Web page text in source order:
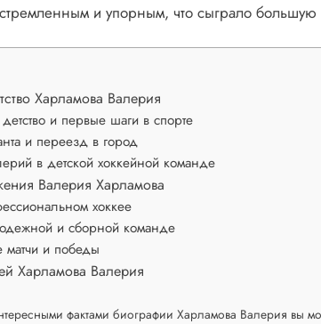
и упорным, что сыграло большую
Харламова Валерия
и первые шаги в спорте
и переезд в город
в детской хоккейной команде
Валерия Харламова
хоккее
и сборной команде
и победы
Харламова Валерия
фактами биографии Харламова Валерия вы